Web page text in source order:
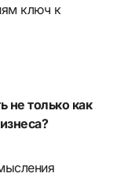
ключ к
не только как